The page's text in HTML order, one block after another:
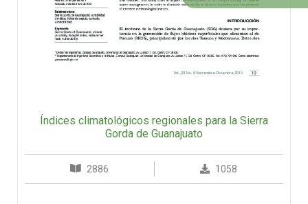
Índices climatológicos regionales para la Sierra
Gorda de Guanajuato
2886 1058